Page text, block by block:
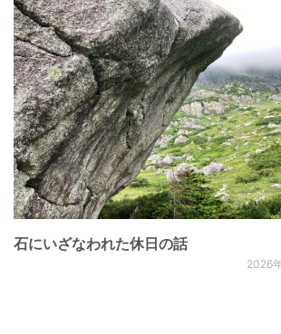
石にいざなわれた休日の話
2026